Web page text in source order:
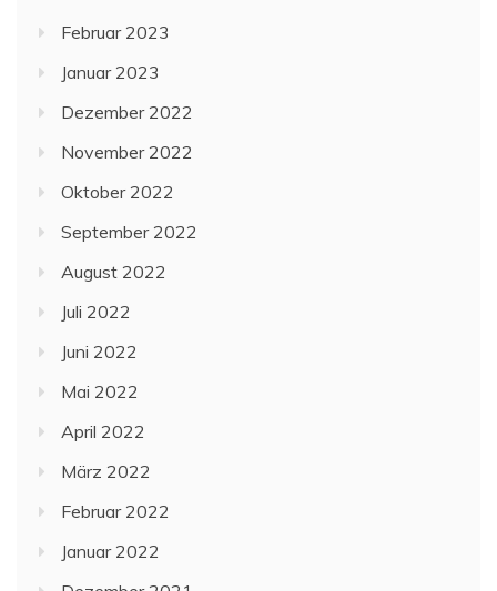
Februar 2023
Januar 2023
Dezember 2022
November 2022
Oktober 2022
September 2022
August 2022
Juli 2022
Juni 2022
Mai 2022
April 2022
März 2022
Februar 2022
Januar 2022